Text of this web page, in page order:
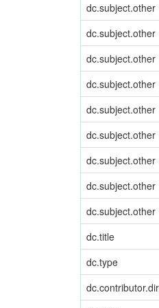
dc.subject.other
dc.subject.other
dc.subject.other
dc.subject.other
dc.subject.other
dc.subject.other
dc.subject.other
dc.subject.other
dc.subject.other
dc.title
dc.type